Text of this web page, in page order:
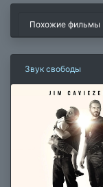
Похожие фильмы
Звук свободы